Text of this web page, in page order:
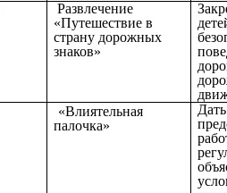
Развлечение
«Путешествие в
страну дорожных
знаков»
«Влиятельная
палочка»